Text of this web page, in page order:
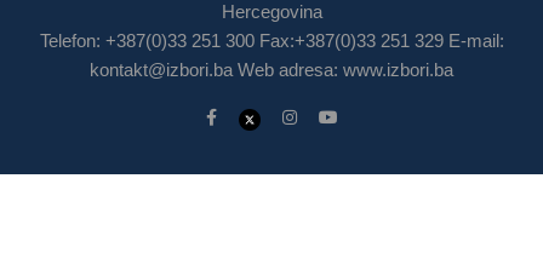
Hercegovina
Telefon: +387(0)33 251 300 Fax:+387(0)33 251 329 E-mail:
kontakt@izbori.ba Web adresa: www.izbori.ba